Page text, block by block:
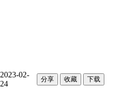
2023-02-
24
分享 收藏 下载